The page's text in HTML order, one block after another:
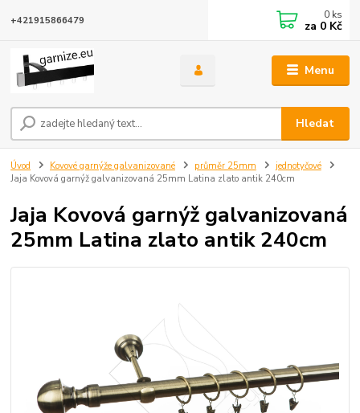
Menu
Hledat
+421915866479 0 ks
za 0 Kč
Úvod Kovové garnýže galvanizované průměr 25mm
jednotyčové
Jaja Kovová garnýž galvanizovaná 25mm Latina zlato antik 240cm
Jaja Kovová garnýž galvanizovaná
25mm Latina zlato antik 240cm